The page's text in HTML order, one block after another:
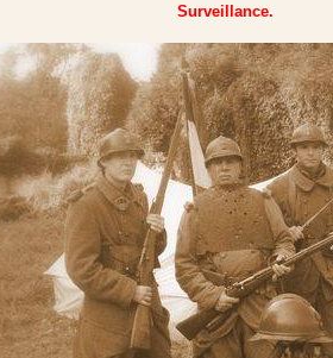
Surveillance.